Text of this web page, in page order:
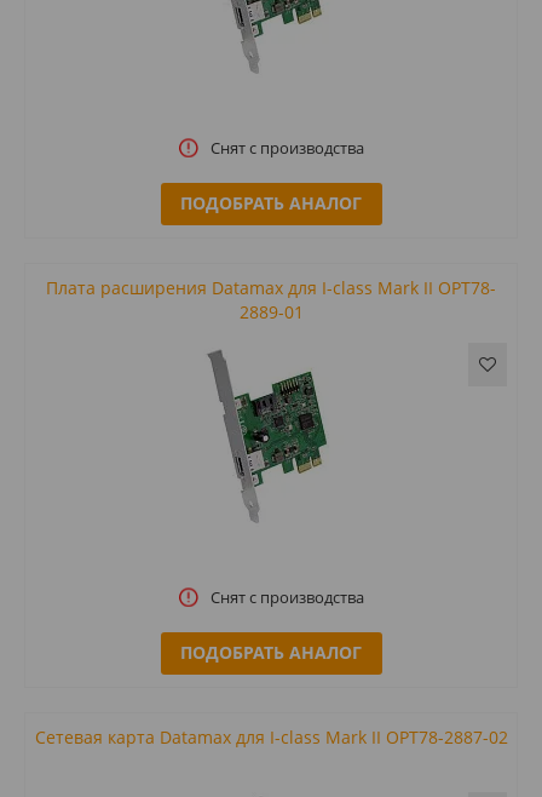
Снят с производства
ПОДОБРАТЬ АНАЛОГ
Плата расширения Datamax для I-class Mark II OPT78-
2889-01
Снят с производства
ПОДОБРАТЬ АНАЛОГ
Сетевая карта Datamax для I-class Mark II OPT78-2887-02